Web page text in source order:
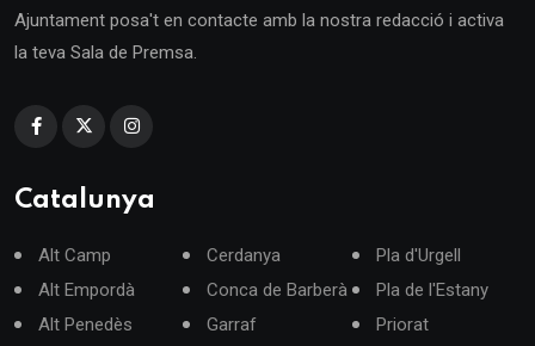
Ajuntament posa't en contacte amb la nostra redacció i activa
la teva Sala de Premsa.
Catalunya
Alt Camp
Alt Empordà
Alt Penedès
Cerdanya
Conca de Barberà
Garraf
Pla d'Urgell
Pla de l'Estany
Priorat